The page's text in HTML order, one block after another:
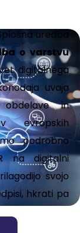
uredba
o varstvu
digitalnega
uvaja
in
evropskih
podrobno
na digitalni
svojo
hkrati pa